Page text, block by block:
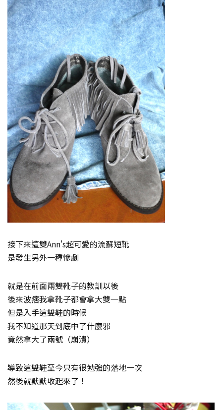
接下來這雙Ann's超可愛的流蘇短靴
是發生另外一種慘劇
就是在前面兩雙靴子的教訓以後
後來波痞我拿靴子都會拿大雙一點
但是入手這雙鞋的時候
我不知道那天到底中了什麼邪
竟然拿大了兩號（崩潰）
導致這雙鞋至今只有很勉強的落地一次
然後就默默收起來了！